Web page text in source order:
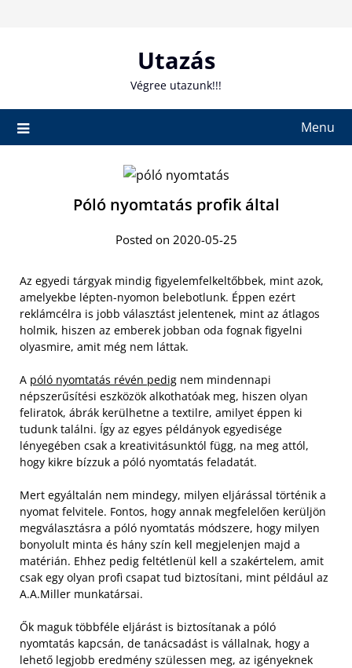
Utazás
Végree utazunk!!!
Menu
Póló nyomtatás profik által
Posted on 2020-05-25
Az egyedi tárgyak mindig figyelemfelkeltőbbek, mint azok,
amelyekbe lépten-nyomon belebotlunk. Éppen ezért
reklámcélra is jobb választást jelentenek, mint az átlagos
holmik, hiszen az emberek jobban oda fognak figyelni
olyasmire, amit még nem láttak.
A póló nyomtatás révén pedig nem mindennapi
népszerűsítési eszközök alkothatóak meg, hiszen olyan
feliratok, ábrák kerülhetne a textilre, amilyet éppen ki
tudunk találni. Így az egyes példányok egyedisége
lényegében csak a kreativitásunktól függ, na meg attól,
hogy kikre bízzuk a póló nyomtatás feladatát.
Mert egyáltalán nem mindegy, milyen eljárással történik a
nyomat felvitele. Fontos, hogy annak megfelelően kerüljön
megválasztásra a póló nyomtatás módszere, hogy milyen
bonyolult minta és hány szín kell megjelenjen majd a
matérián. Ehhez pedig feltétlenül kell a szakértelem, amit
csak egy olyan profi csapat tud biztosítani, mint például az
A.A.Miller munkatársai.
Ők maguk többféle eljárást is biztosítanak a póló
nyomtatás kapcsán, de tanácsadást is vállalnak, hogy a
lehető legjobb eredmény szülessen meg, az igényeknek